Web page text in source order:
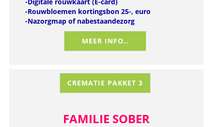
-Rouwbloemen kortingsbon 25-, euro
-Nazorgmap of nabestaandezorg
MEER INFO..
CREMATIE PAKKET 3
FAMILIE SOBER